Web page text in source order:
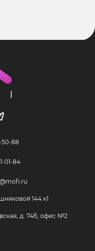
50-88
01-84
144 к1
д. 74б, офис №2